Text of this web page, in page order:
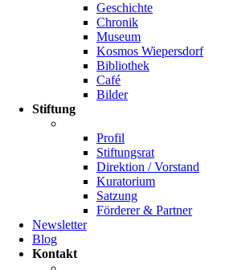
Geschichte
Chronik
Museum
Kosmos Wiepersdorf
Bibliothek
Café
Bilder
Stiftung
Profil
Stiftungsrat
Direktion / Vorstand
Kuratorium
Satzung
Förderer & Partner
Newsletter
Blog
Kontakt